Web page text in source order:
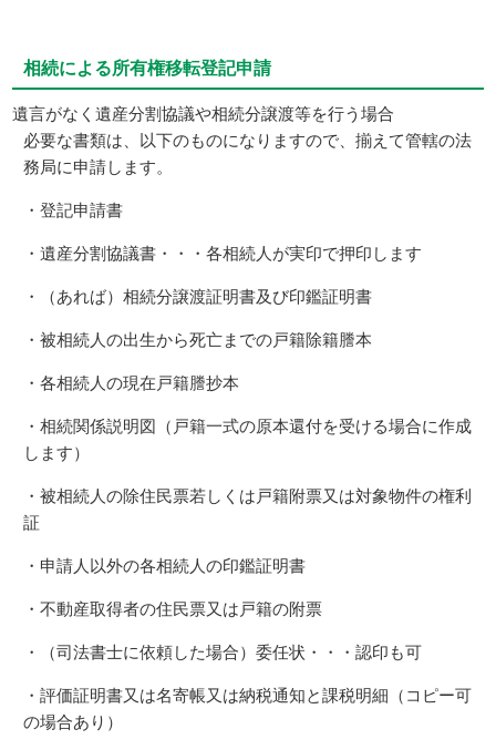
相続による所有権移転登記申請
遺言がなく遺産分割協議や相続分譲渡等を行う場合
必要な書類は、以下のものになりますので、揃えて管轄の法
務局に申請します。
・登記申請書
・遺産分割協議書・・・各相続人が実印で押印します
・（あれば）相続分譲渡証明書及び印鑑証明書
・被相続人の出生から死亡までの戸籍除籍謄本
・各相続人の現在戸籍謄抄本
・相続関係説明図（戸籍一式の原本還付を受ける場合に作成
します）
・被相続人の除住民票若しくは戸籍附票又は対象物件の権利
証
・申請人以外の各相続人の印鑑証明書
・不動産取得者の住民票又は戸籍の附票
・（司法書士に依頼した場合）委任状・・・認印も可
・評価証明書又は名寄帳又は納税通知と課税明細（コピー可
の場合あり）